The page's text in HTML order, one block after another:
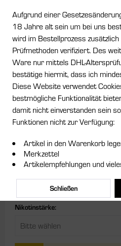
ab 8,95 € *
inkl. MwSt.zzgl. Versandkosten
Größe:
Nikotinstärke:
Aufgrund einer
18 Jahre alt sein um bei uns
wird im Bestellprozess
Prüfmethoden verifiziert. Des
Ware nur mittels DHL-
bestätige hiermit, dass ich
Diese Website verwendet
bestmögliche Funktionalität
damit nicht einverstanden sein
Funktionen nicht zur Verfügung:
Artikel in den Warenkorb
Merkzettel
Artikelempfehlungen und
Schließen